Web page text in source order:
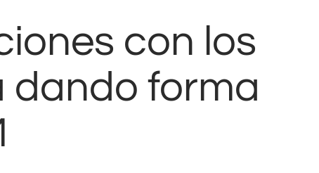
con los
dando forma